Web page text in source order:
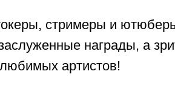
стримеры и
награды, а
артистов!